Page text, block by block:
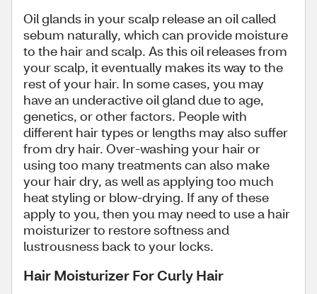
Oil glands in your scalp release an oil called
sebum naturally, which can provide moisture
to the hair and scalp. As this oil releases from
your scalp, it eventually makes its way to the
rest of your hair. In some cases, you may
have an underactive oil gland due to age,
genetics, or other factors. People with
different hair types or lengths may also suffer
from dry hair. Over-washing your hair or
using too many treatments can also make
your hair dry, as well as applying too much
heat styling or blow-drying. If any of these
apply to you, then you may need to use a hair
moisturizer to restore softness and
lustrousness back to your locks.
Hair Moisturizer For Curly Hair